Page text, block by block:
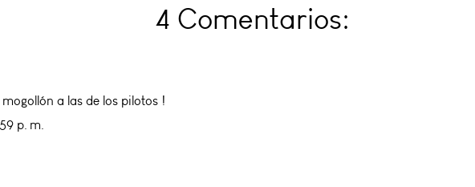
4 Comentarios:
a las de los pilotos !
p. m.